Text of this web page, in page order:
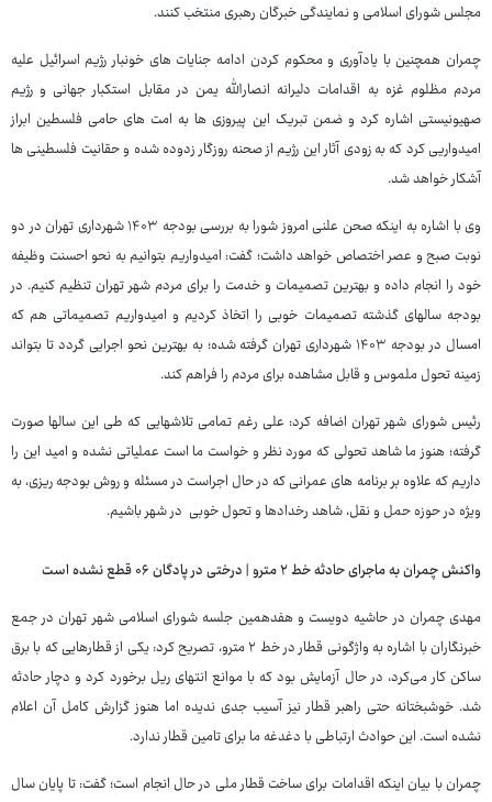
مجلس شورای اسلامی و نمایندگی خبرگان رهبری منتخب کنند.
چمران همچنین با یادآوری و محکوم کردن ادامه جنایات های خونبار رژیم اسرائیل علیه
مردم مظلوم غزه به اقدامات دلیرانه انصارالله یمن در مقابل استکبار جهانی و رژیم
صهیونیستی اشاره کرد و ضمن تبریک این پیروزی ها به امت های حامی فلسطین ابراز
امیدواریی کرد که به زودی آثار این رژیم از صحنه روزگار زدوده شده و حقانیت فلسطینی ها
آشکار خواهد شد.
وی با اشاره به اینکه صحن علنی امروز شورا به بررسی بودجه ۱۴۰۳ شهرداری تهران در دو
نوبت صبح و عصر اختصاص خواهد داشت؛ گفت: امیدواریم بتوانیم به نحو احسنت وظیفه
خود را انجام داده و بهترین تصمیمات و خدمت را برای مردم شهر تهران تنظیم کنیم. در
بودجه سالهای گذشته تصمیمات خوبی را اتخاذ کردیم و امیدواریم تصمیماتی هم که
امسال در بودجه ۱۴۰۳ شهرداری تهران گرفته شده؛ به بهترین نحو اجرایی گردد تا بتواند
زمینه تحول ملموس و قابل مشاهده برای مردم را فراهم کند.
رئیس شورای شهر تهران اضافه کرد: علی رغم تمامی تلاشهایی که طی این سالها صورت
گرفته؛ هنوز ما شاهد تحولی که مورد نظر و خواست ما است عملیاتی نشده و امید این را
داریم که علاوه بر برنامه های عمرانی که در حال اجراست در مسئله و روش بودجه ریزی، به
ویژه در حوزه حمل و نقل، شاهد رخدادها و تحول خوبی در شهر باشیم.
واکنش چمران به ماجرای حادثه خط ۲ مترو | درختی در پادگان ۰۶ قطع نشده است
مهدی چمران در حاشیه دویست و هفدهمین جلسه شورای اسلامی شهر تهران در جمع
خبرنگاران با اشاره به واژگونی قطار در خط ۲ مترو، تصریح کرد: یکی از قطارهایی که با برق
ساکن کار می‌کرد، در حال آزمایش بود که با موانع انتهای ریل برخورد کرد و دچار حادثه
شد. خوشبختانه حتی راهبر قطار نیز آسیب جدی ندیده اما هنوز گزارش کامل آن اعلام
نشده است. این حوادث ارتباطی با دغدغه ما برای تامین قطار ندارد.
چمران با بیان اینکه اقدامات برای ساخت قطار ملی در حال انجام است؛ گفت: تا پایان سال